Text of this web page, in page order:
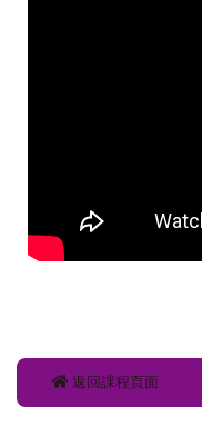
返回課程頁面